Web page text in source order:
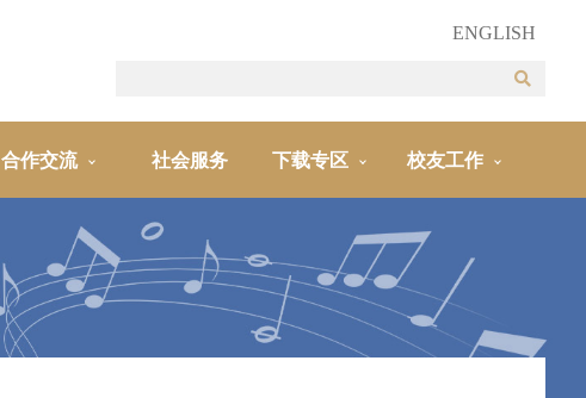
ENGLISH
合作交流 社会服务 下载专区 校友工作